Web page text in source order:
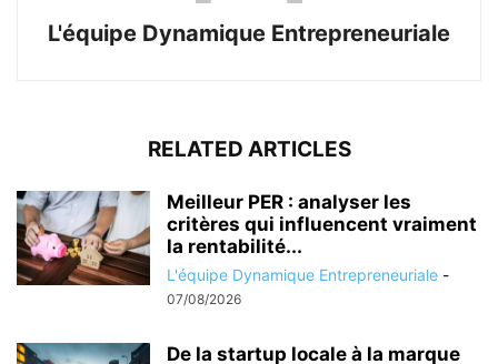
L'équipe Dynamique Entrepreneuriale
RELATED ARTICLES
Meilleur PER : analyser les
critères qui influencent vraiment
la rentabilité...
L'équipe Dynamique Entrepreneuriale -
07/08/2026
De la startup locale à la marque